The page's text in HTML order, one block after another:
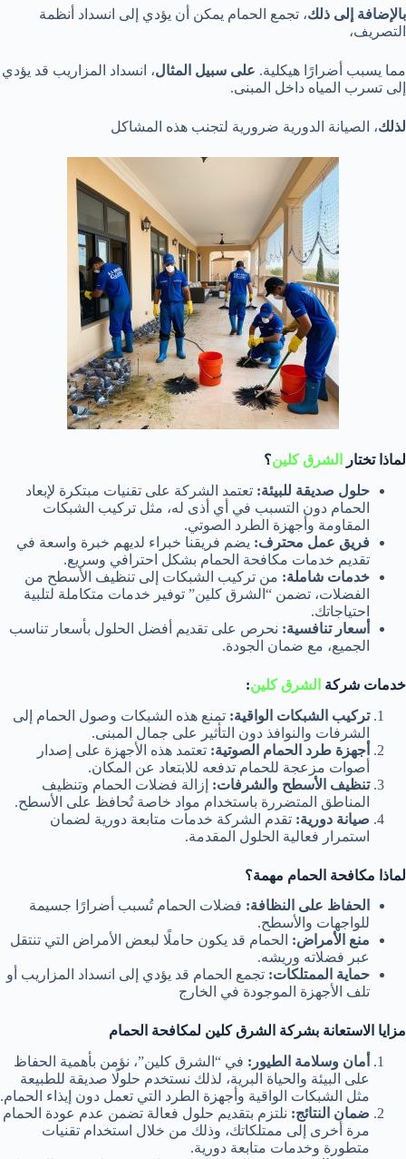
بالإضافة إلى ذلك، تجمع الحمام يمكن أن يؤدي إلى انسداد أنظمة
التصريف،
مما يسبب أضرارًا هيكلية. على سبيل المثال، انسداد المزاريب قد يؤدي
إلى تسرب المياه داخل المبنى.
لذلك، الصيانة الدورية ضرورية لتجنب هذه المشاكل
لماذا تختار الشرق كلين؟
حلول صديقة للبيئة: تعتمد الشركة على تقنيات مبتكرة لإبعاد
الحمام دون التسبب في أي أذى له، مثل تركيب الشبكات
المقاومة وأجهزة الطرد الصوتي.
فريق عمل محترف: يضم فريقنا خبراء لديهم خبرة واسعة في
تقديم خدمات مكافحة الحمام بشكل احترافي وسريع.
خدمات شاملة: من تركيب الشبكات إلى تنظيف الأسطح من
الفضلات، تضمن “الشرق كلين” توفير خدمات متكاملة لتلبية
احتياجاتك.
أسعار تنافسية: نحرص على تقديم أفضل الحلول بأسعار تناسب
الجميع، مع ضمان الجودة.
خدمات شركة الشرق كلين:
تركيب الشبكات الواقية: تمنع هذه الشبكات وصول الحمام إلى
الشرفات والنوافذ دون التأثير على جمال المبنى.
أجهزة طرد الحمام الصوتية: تعتمد هذه الأجهزة على إصدار
أصوات مزعجة للحمام تدفعه للابتعاد عن المكان.
تنظيف الأسطح والشرفات: إزالة فضلات الحمام وتنظيف
المناطق المتضررة باستخدام مواد خاصة تُحافظ على الأسطح.
صيانة دورية: تقدم الشركة خدمات متابعة دورية لضمان
استمرار فعالية الحلول المقدمة.
لماذا مكافحة الحمام مهمة؟
الحفاظ على النظافة: فضلات الحمام تُسبب أضرارًا جسيمة
للواجهات والأسطح.
منع الأمراض: الحمام قد يكون حاملًا لبعض الأمراض التي تنتقل
عبر فضلاته وريشه.
حماية الممتلكات: تجمع الحمام قد يؤدي إلى انسداد المزاريب أو
تلف الأجهزة الموجودة في الخارج
مزايا الاستعانة بشركة الشرق كلين لمكافحة الحمام
أمان وسلامة الطيور: في “الشرق كلين”، نؤمن بأهمية الحفاظ
على البيئة والحياة البرية، لذلك نستخدم حلولًا صديقة للطبيعة
مثل الشبكات الواقية وأجهزة الطرد التي تعمل دون إيذاء الحمام.
ضمان النتائج: نلتزم بتقديم حلول فعالة تضمن عدم عودة الحمام
مرة أخرى إلى ممتلكاتك، وذلك من خلال استخدام تقنيات
متطورة وخدمات متابعة دورية.